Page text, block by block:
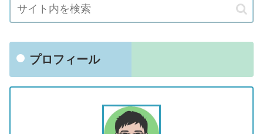
プロフィール